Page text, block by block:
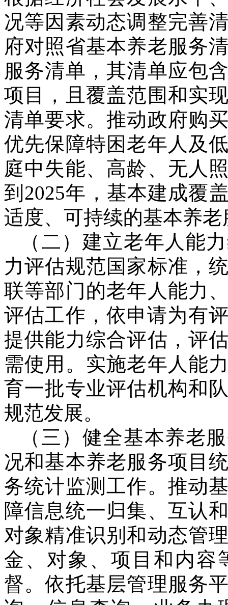
况等因素动态调整完善
府对照省基本养老服务
服务清单，其清单应包
项目，且覆盖范围和实
清单要求。推动政府购
优先保障特困老年人及
庭中失能、高龄、无人
到2025年，基本建成覆
适度、可持续的基本养
（二）建立老年人能
力评估规范国家标准，
联等部门的老年人能力
评估工作，依申请为有
提供能力综合评估，评
需使用。实施老年人能
育一批专业评估机构和
规范发展。
（三）健全基本养老
况和基本养老服务项目
务统计监测工作。推动
障信息统一归集、互认
对象精准识别和动态管
金、对象、项目和内容
督。依托基层管理服务